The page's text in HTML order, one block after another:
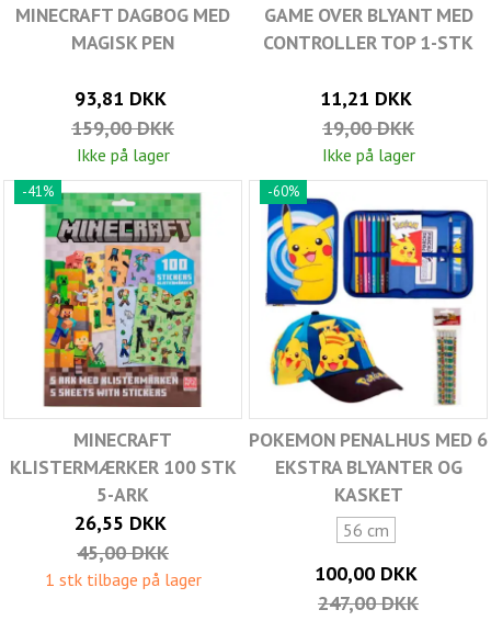
MINECRAFT DAGBOG MED
MAGISK PEN
93,81 DKK
159,00 DKK
Ikke på lager
GAME OVER BLYANT MED
CONTROLLER TOP 1-STK
11,21 DKK
19,00 DKK
Ikke på lager
-41%
MINECRAFT
KLISTERMÆRKER 100 STK
5-ARK
26,55 DKK
45,00 DKK
1 stk tilbage på lager
-60%
POKEMON PENALHUS MED 6
EKSTRA BLYANTER OG
KASKET
56 cm
100,00 DKK
247,00 DKK